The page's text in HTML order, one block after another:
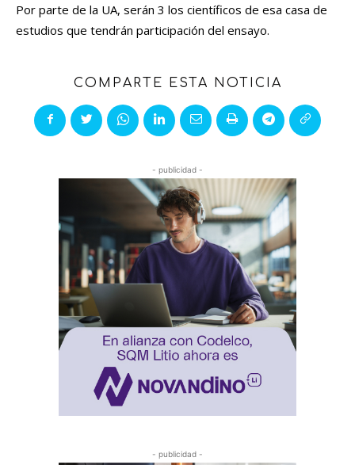
Por parte de la UA, serán 3 los científicos de esa casa de
estudios que tendrán participación del ensayo.
COMPARTE ESTA NOTICIA
- publicidad -
- publicidad -